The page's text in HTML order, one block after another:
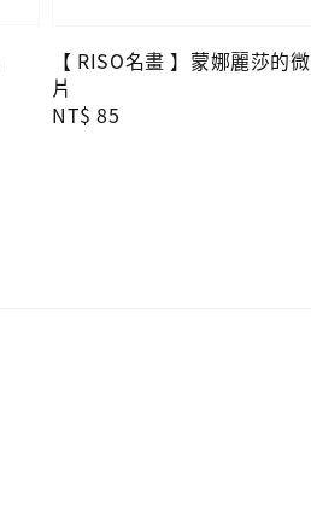
【 RISO名畫 】蒙娜麗莎的
片
Regular
NT$ 85